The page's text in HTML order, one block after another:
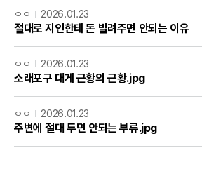
ㅇㅇ 2026.01.23
절대로 지인한테 돈 빌려주면 안되는 이유
ㅇㅇ 2026.01.23
소래포구 대게 근황의 근황.jpg
ㅇㅇ 2026.01.23
주변에 절대 두면 안되는 부류.jpg